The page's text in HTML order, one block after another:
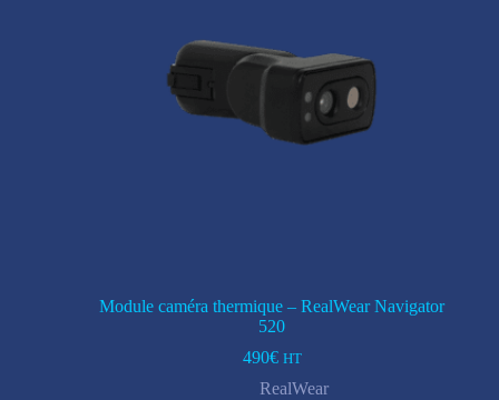
Module caméra thermique – RealWear Navigator
520
490€ HT
RealWear